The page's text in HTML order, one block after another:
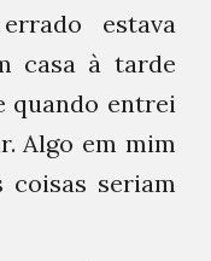
estava
casa à tarde
quando entrei
Algo em mim
seriam